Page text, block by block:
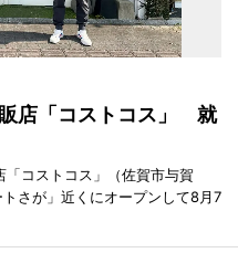
店「コストコス」 就
コストコス」（佐賀市与賀
さが」近くにオープンして8月7